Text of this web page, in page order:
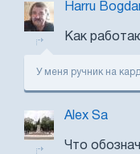
Harru
Как
У меня ручник на
Alex Sa
Что